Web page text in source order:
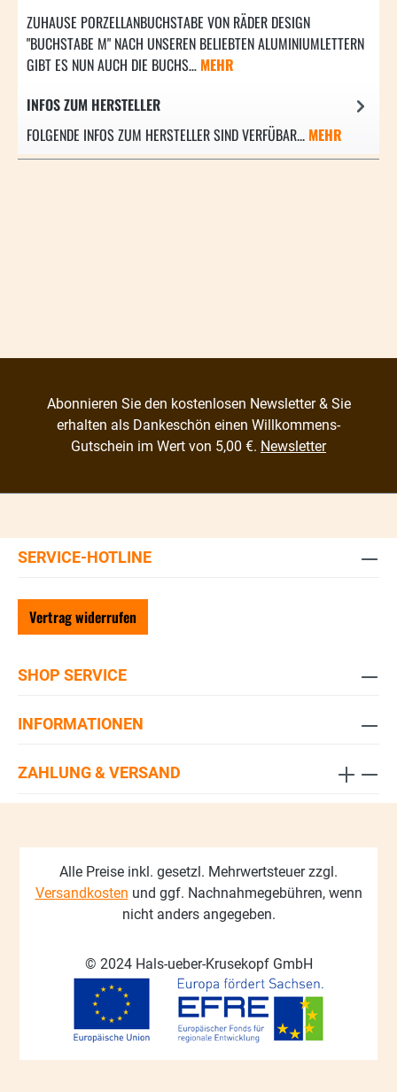
ZUHAUSE PORZELLANBUCHSTABE VON RÄDER DESIGN
"BUCHSTABE M" NACH UNSEREN BELIEBTEN ALUMINIUMLETTERN
GIBT ES NUN AUCH DIE BUCHS… MEHR
INFOS ZUM HERSTELLER
FOLGENDE INFOS ZUM HERSTELLER SIND VERFÜBAR... MEHR
Abonnieren Sie den kostenlosen Newsletter & Sie
erhalten als Dankeschön einen Willkommens-
Gutschein im Wert von 5,00 €. Newsletter
SERVICE-HOTLINE
Vertrag widerrufen
SHOP SERVICE
INFORMATIONEN
ZAHLUNG & VERSAND
Alle Preise inkl. gesetzl. Mehrwertsteuer zzgl.
Versandkosten und ggf. Nachnahmegebühren, wenn
nicht anders angegeben.
© 2024 Hals-ueber-Krusekopf GmbH